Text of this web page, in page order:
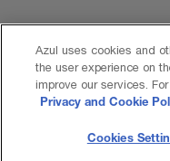
Azul uses cookies and
the user experience on
improve our services.
Privacy and Cookie
Cookies